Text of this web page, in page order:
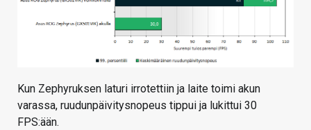
Kun Zephyruksen laturi irrotettiin ja laite toimi akun
varassa, ruudunpäivitysnopeus tippui ja lukittui 30
FPS:ään.